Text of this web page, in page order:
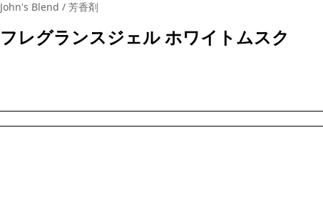
John's Blend / 芳香剤
フレグランスジェル ホワイトムスク